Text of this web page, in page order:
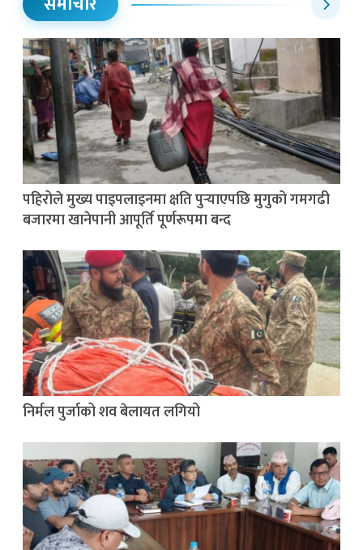
पहिरोले मुख्य पाइपलाइनमा क्षति पुर्‍याएपछि मुगुको गमगढी
बजारमा खानेपानी आपूर्ति पूर्णरूपमा बन्द
निर्मल पुर्जाको शव बेलायत लगियो